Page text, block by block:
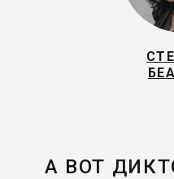
А ВОТ